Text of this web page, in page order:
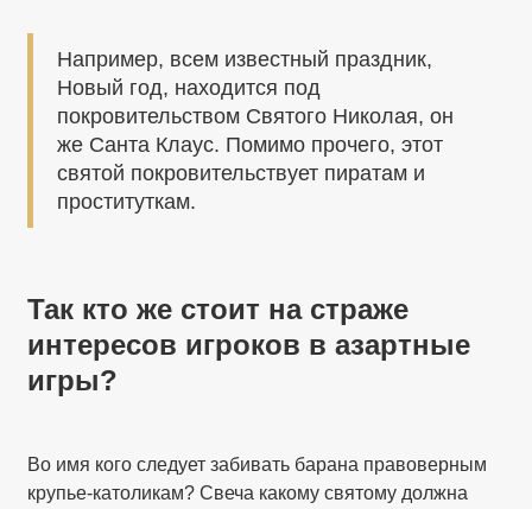
Например, всем известный праздник,
Новый год, находится под
покровительством Святого Николая, он
же Санта Клаус. Помимо прочего, этот
святой покровительствует пиратам и
проституткам.
Так кто же стоит на страже
интересов игроков в азартные
игры?
Во имя кого следует забивать барана правоверным
крупье-католикам? Свеча какому святому должна